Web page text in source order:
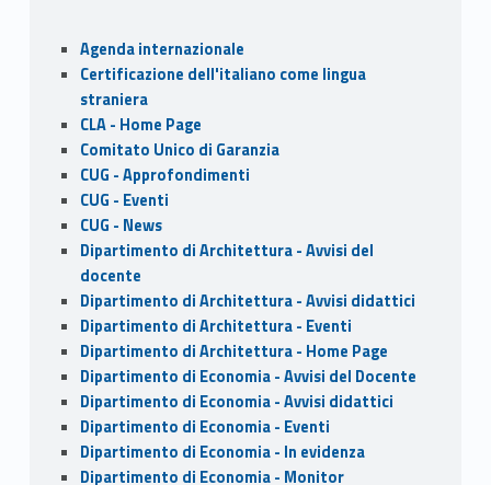
Sidebar
Agenda internazionale
Certificazione dell'italiano come lingua
straniera
CLA - Home Page
Comitato Unico di Garanzia
CUG - Approfondimenti
CUG - Eventi
CUG - News
Dipartimento di Architettura - Avvisi del
docente
Dipartimento di Architettura - Avvisi didattici
Dipartimento di Architettura - Eventi
Dipartimento di Architettura - Home Page
Dipartimento di Economia - Avvisi del Docente
Dipartimento di Economia - Avvisi didattici
Dipartimento di Economia - Eventi
Dipartimento di Economia - In evidenza
Dipartimento di Economia - Monitor